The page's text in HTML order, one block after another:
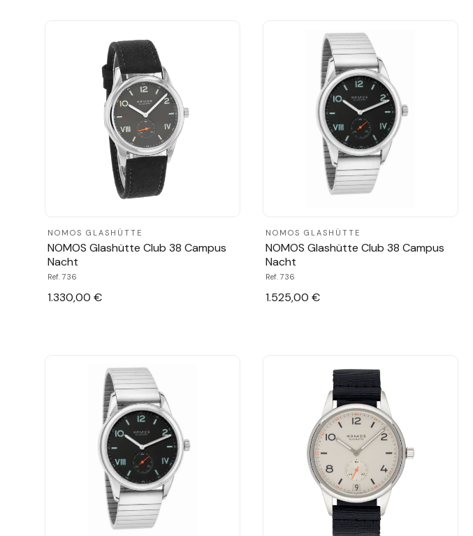
NOMOS GLASHÜTTE
NOMOS Glashütte Club 38 Campus
Nacht
Ref. 736
1.330,00 €
NOMOS GLASHÜTTE
NOMOS Glashütte Club 38 Campus
Nacht
Ref. 736
1.525,00 €